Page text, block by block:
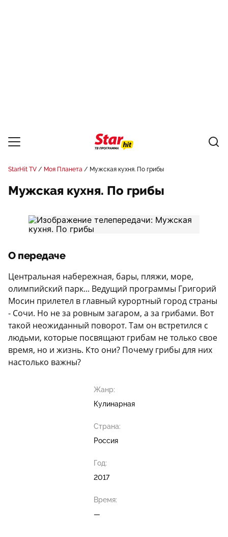
StarHit TV Моя Планета Мужская кухня. По грибы
Мужская кухня. По грибы
О передаче
Центральная набережная, бары, пляжи, море,
олимпийский парк... Ведущий программы Григорий
Мосин прилетел в главный курортный город страны
- Сочи. Но не за ровным загаром, а за грибами. Вот
такой неожиданный поворот. Там он встретился с
людьми, которые посвящают грибам не только свое
время, но и жизнь. Кто они? Почему грибы для них
настолько важны?
Жанр:
Кулинарная
Страна:
Россия
Год:
2017
Время:
—